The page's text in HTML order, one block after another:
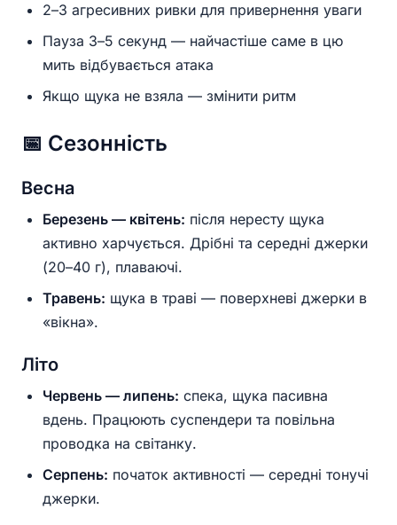
2–3 агресивних ривки для привернення уваги
Пауза 3–5 секунд — найчастіше саме в цю
мить відбувається атака
Якщо щука не взяла — змінити ритм
📅 Сезонність
Весна
Березень — квітень: після нересту щука
активно харчується. Дрібні та середні джерки
(20–40 г), плаваючі.
Травень: щука в траві — поверхневі джерки в
«вікна».
Літо
Червень — липень: спека, щука пасивна
вдень. Працюють суспендери та повільна
проводка на світанку.
Серпень: початок активності — середні тонучі
джерки.